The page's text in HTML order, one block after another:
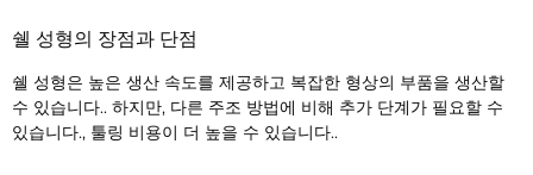
쉘 성형의 장점과 단점
쉘 성형은 높은 생산 속도를 제공하고 복잡한 형상의 부품을 생산할
수 있습니다.. 하지만, 다른 주조 방법에 비해 추가 단계가 필요할 수
있습니다., 툴링 비용이 더 높을 수 있습니다..